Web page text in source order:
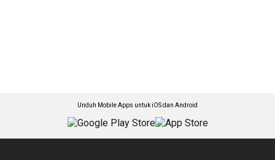
Unduh Mobile Apps untuk iOS dan Android